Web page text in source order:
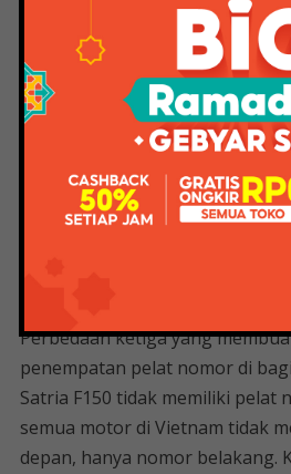
belakang. Anda dapat melihat
gambar di bawah ini:
Ini bikin iri…. Perbedaan lainnya
lampu. Di Indonesia lampu
mematikan lampu depan. Di
peraturan untuk menyalakan
Perbedaan ketiga yang
penempatan pelat nomor di
Satria F150 tidak memiliki pelat
semua motor di Vietnam tidak
depan, hanya nomor belakang.